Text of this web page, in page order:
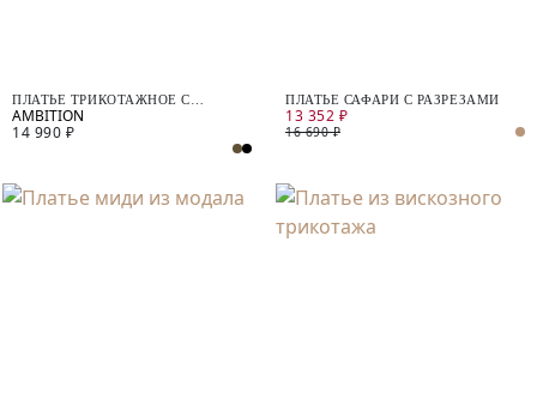
ПЛАТЬЕ ТРИКОТАЖНОЕ С
ВЫРЕЗОМ НА СПИНЕ
14 990 ₽
ПЛАТЬЕ САФАРИ С РАЗРЕЗАМИ
13 352 ₽
16 690 ₽